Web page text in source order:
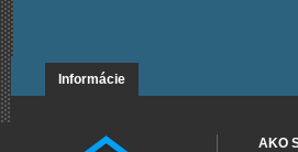
Informácie
AKO